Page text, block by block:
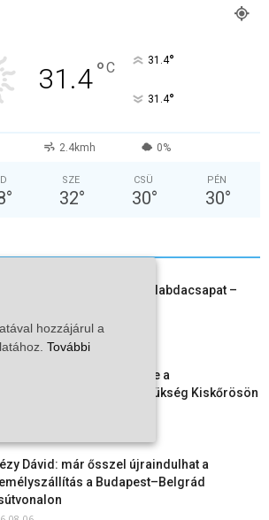
31.4°C 31.4°
31.4°
2.4kmh 0%
°
SZE
32°
CSÜ
30°
PÉN
30°
a kiskőrösi női kézilabdacsapat –
08-08
állásajánlatok: ezekre a
van most szükség Kiskőrösön
Dávid: már ősszel újraindulhat a
a Budapest–Belgrád
hozzájárul a
További